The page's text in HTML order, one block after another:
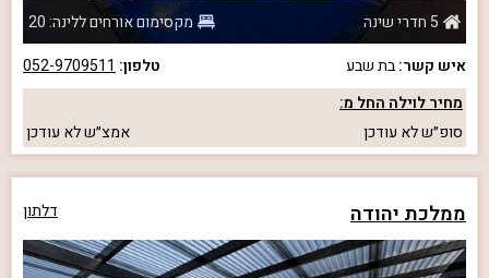
5 חדרי שינה
מקסימום אורחים ללינה: 20
איש קשר:בת שבע טלפון: 052-9709511
מחיר לוילה החל מ:
סופ״שלא עודכן אמצ״שלא עודכן
ממלכת יהודה דלתון